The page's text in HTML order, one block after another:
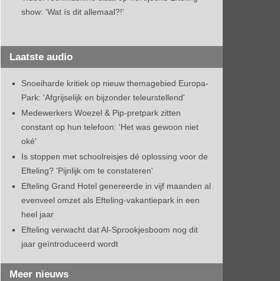
show: 'Wat ís dit allemaal?!'
Laatste audio
Snoeiharde kritiek op nieuw themagebied Europa-
Park: 'Afgrijselijk en bijzonder teleurstellend'
Medewerkers Woezel & Pip-pretpark zitten
constant op hun telefoon: 'Het was gewoon niet
oké'
Is stoppen met schoolreisjes dé oplossing voor de
Efteling? 'Pijnlijk om te constateren'
Efteling Grand Hotel genereerde in vijf maanden al
evenveel omzet als Efteling-vakantiepark in een
heel jaar
Efteling verwacht dat AI-Sprookjesboom nog dit
jaar geïntroduceerd wordt
Meer nieuws